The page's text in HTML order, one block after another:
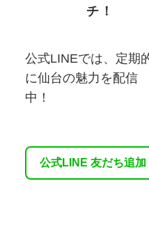
チ！
公式LINEでは、定期
に仙台の魅⼒を配信
中！
公式LINE 友だち追加